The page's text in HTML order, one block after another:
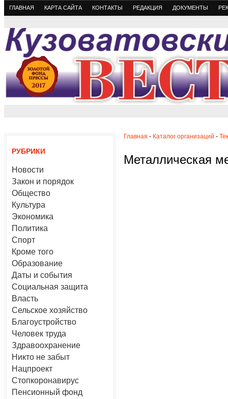
ГЛАВНАЯ КАРТА САЙТА КОНТАКТЫ РЕДАКЦИЯ ДОКУМЕНТЫ
РУБРИКИ
Новости
Закон и порядок
Общество
Культура
Экономика
Политика
Спорт
Кроме того
Образование
Даты и события
Социальная защита
Власть
Сельское хозяйство
Благоустройство
Человек труда
Здравоохранение
Никто не забыт
Нацпроект
Стопкоронавирус
Пенсионный фонд
Главная - Каталог организаций -
Металлическая